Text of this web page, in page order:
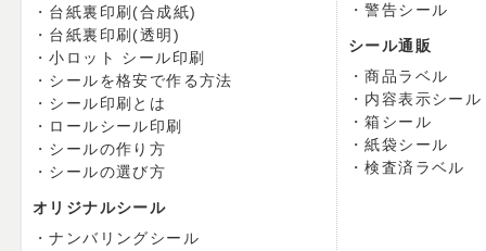
台紙裏印刷(合成紙)
台紙裏印刷(透明)
小ロット シール印刷
シールを格安で作る方法
シール印刷とは
ロールシール印刷
シールの作り方
シールの選び方
オリジナルシール
ナンバリングシール
警告シール
シール通販
商品ラベル
内容表示シール
箱シール
紙袋シール
検査済ラベル